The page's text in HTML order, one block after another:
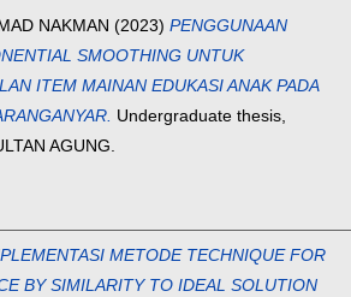
NAKMAN (2023) PENGGUNAAN
SMOOTHING UNTUK
ITEM MAINAN EDUKASI ANAK PADA
Undergraduate thesis,
AGUNG.
METODE TECHNIQUE FOR
BY SIMILARITY TO IDEAL SOLUTION